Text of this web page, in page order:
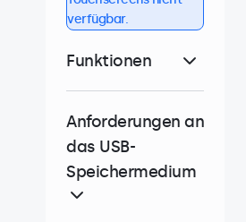
verfügbar.
Funktionen
Anforderungen an
das USB-
Speichermedium